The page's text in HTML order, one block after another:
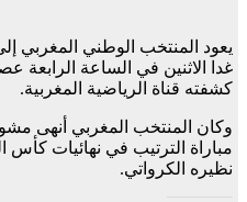
يعود المنتخب الوطني المغربي
غدا الاثنين في الساعة الرابعة
كشفته قناة الرياضية المغربية.
وكان المنتخب المغربي أنهى
مباراة الترتيب في نهائيات كأس
نظيره الكرواتي.